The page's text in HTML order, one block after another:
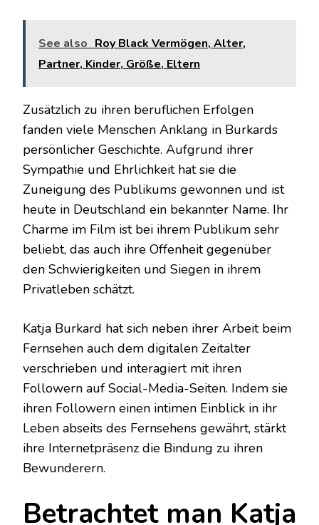
See also Roy Black Vermögen, Alter,
Partner, Kinder, Größe, Eltern
Zusätzlich zu ihren beruflichen Erfolgen
fanden viele Menschen Anklang in Burkards
persönlicher Geschichte. Aufgrund ihrer
Sympathie und Ehrlichkeit hat sie die
Zuneigung des Publikums gewonnen und ist
heute in Deutschland ein bekannter Name. Ihr
Charme im Film ist bei ihrem Publikum sehr
beliebt, das auch ihre Offenheit gegenüber
den Schwierigkeiten und Siegen in ihrem
Privatleben schätzt.
Katja Burkard hat sich neben ihrer Arbeit beim
Fernsehen auch dem digitalen Zeitalter
verschrieben und interagiert mit ihren
Followern auf Social-Media-Seiten. Indem sie
ihren Followern einen intimen Einblick in ihr
Leben abseits des Fernsehens gewährt, stärkt
ihre Internetpräsenz die Bindung zu ihren
Bewunderern.
Betrachtet man Katja